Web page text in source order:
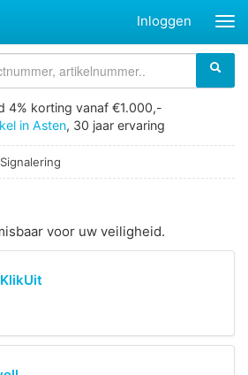
Inloggen
4% korting vanaf €1.000,-
in Asten, 30 jaar ervaring
Signalering
voor uw veiligheid.